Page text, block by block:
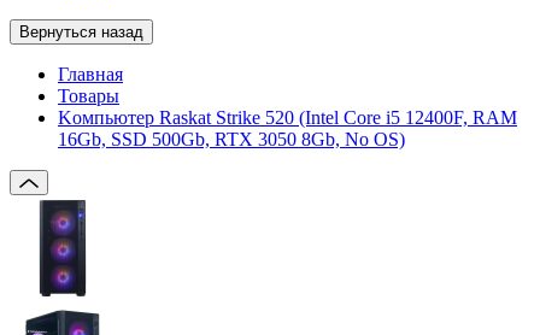
Вернуться назад
Главная
Товары
Kомпьютер Raskat Strike 520 (Intel Core i5 12400F, RAM
16Gb, SSD 500Gb, RTX 3050 8Gb, No OS)